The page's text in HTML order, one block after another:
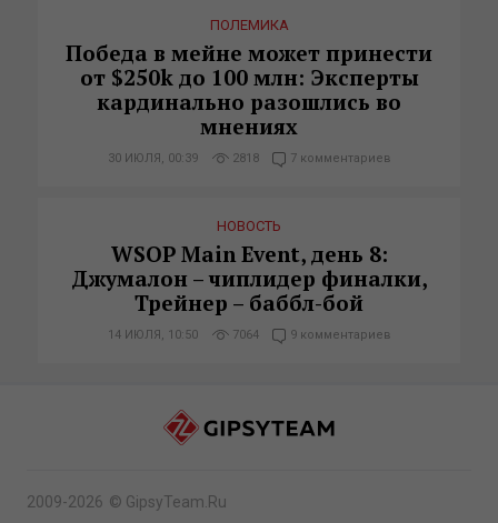
ПОЛЕМИКА
Победа в мейне может принести
от $250k до 100 млн: Эксперты
кардинально разошлись во
мнениях
30 ИЮЛЯ, 00:39 2818 7 комментариев
НОВОСТЬ
WSOP Main Event, день 8:
Джумалон – чиплидер финалки,
Трейнер – баббл-бой
14 ИЮЛЯ, 10:50 7064 9 комментариев
2009-2026 © GipsyTeam.Ru